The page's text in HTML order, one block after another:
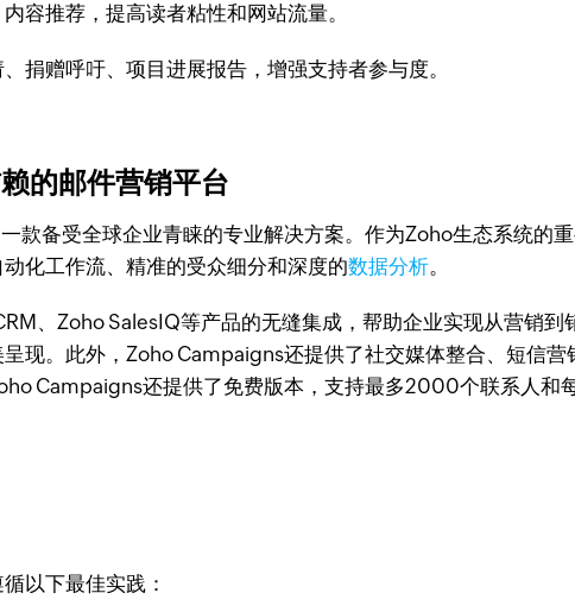
容推荐，提高读者粘性和网站流量。
捐赠呼吁、项目进展报告，增强支持者参与度。
的邮件营销平台
款备受全球企业青睐的专业解决方案。作为Zoho生态系统的
化工作流、精准的受众细分和深度的数据分析。
、Zoho SalesIQ等产品的无缝集成，帮助企业实现从营销
现。此外，Zoho Campaigns还提供了社交媒体整合、短信
Campaigns还提供了免费版本，支持最多2000个联系人
以下最佳实践：